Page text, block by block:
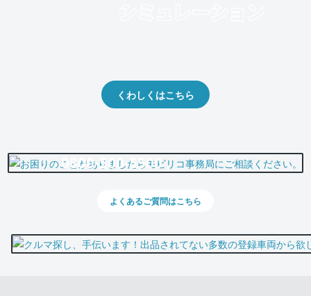
くわしくはこちら
0800-500-5500
よくあるご質問はこちら